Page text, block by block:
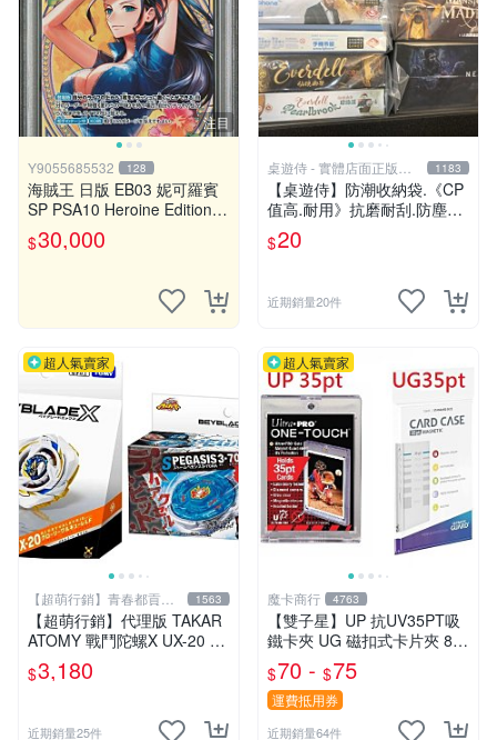
注目
Y9055685532 128
海賊王 日版 EB03 妮可羅賓
SP PSA10 Heroine Edition N
ico Robin ワンピース
$30,000
桌遊侍 - 實體店面正版專
賣
1183
【桌遊侍】防潮收納袋.《CP
值高.耐用》抗磨耐刮.防塵實
用.保護桌遊.桌遊周邊.牌套
外的新選擇.大量優惠.桌遊收
$20
近期銷量20件
超人氣賣家
【超萌行銷】青春都貢獻
給玩具了
1563
【超萌行銷】代理版 TAKAR
ATOMY 戰鬥陀螺X UX-20 榮
耀女武神 LF & BX-00 暴風天
馬3-70RA 附發射器 兩款合售
$3,180
近期銷量25件
超人氣賣家
魔卡商行 4763
【雙子星】UP 抗UV35PT吸
鐵卡夾 UG 磁扣式卡片夾 81
575-UV 適用 球員卡 卡磚 摩
天巔峰 蒼空烈流
$70 - $75
運費抵用券
近期銷量64件